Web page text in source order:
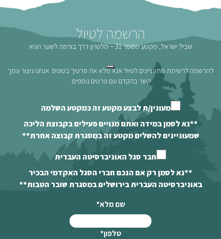
הרשמה לטיול
שביל ישראל, מקטע מספר 31 – מלטרון דרך בורמה לשער הגיא
להרשמה לרשימת מתעניינים לטיול אנא מלא את פרטיך בטופס. אנחנו ניצור עמך
קשר בהקדם עם פרטים נוספים.
מעונין/ת לבצע מקטע זה כמקטע השלמה
**נא לסמן במידה ואתם מנויים פעילים בקבוצת הליכה
שמעוניינים להשלים מקטע זה במסגרת קבוצה אחרת**
חבר סגל האוניברסיטה העברית
**נא לסמן רק אם הנכם חברי הסגל האקדמי הבכיר
באוניברסיטה העברית בירושלים במסגרת שובר הטבות**
שם מלא*
טלפון*